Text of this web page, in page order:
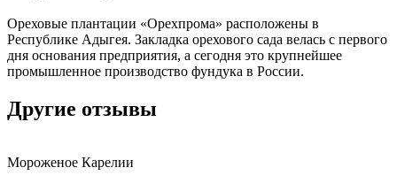
Ореховые плантации «Орехпрома» расположены в
Республике Адыгея. Закладка орехового сада велась с первого
дня основания предприятия, а сегодня это крупнейшее
промышленное производство фундука в России.
Другие отзывы
Мороженое Карелии